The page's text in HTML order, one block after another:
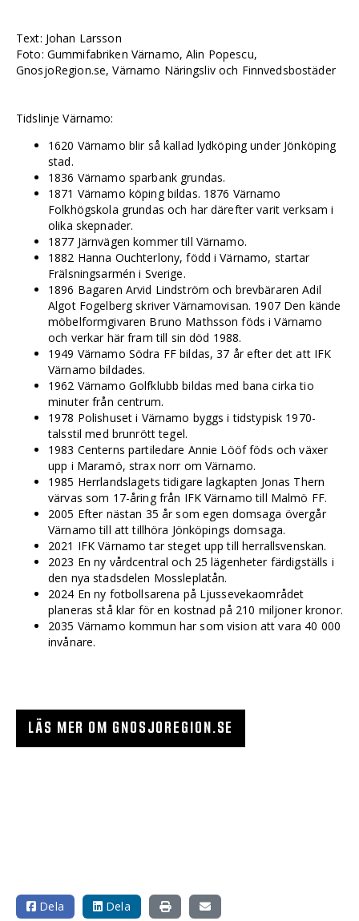
Text: Johan Larsson
Foto: Gummifabriken Värnamo, Alin Popescu,
GnosjoRegion.se, Värnamo Näringsliv och Finnvedsbostäder
Tidslinje Värnamo:
1620 Värnamo blir så kallad lydköping under Jönköping
stad.
1836 Värnamo sparbank grundas.
1871 Värnamo köping bildas. 1876 Värnamo
Folkhögskola grundas och har därefter varit verksam i
olika skepnader.
1877 Järnvägen kommer till Värnamo.
1882 Hanna Ouchterlony, född i Värnamo, startar
Frälsningsarmén i Sverige.
1896 Bagaren Arvid Lindström och brevbäraren Adil
Algot Fogelberg skriver Värnamovisan. 1907 Den kände
möbelformgivaren Bruno Mathsson föds i Värnamo
och verkar här fram till sin död 1988.
1949 Värnamo Södra FF bildas, 37 år efter det att IFK
Värnamo bildades.
1962 Värnamo Golfklubb bildas med bana cirka tio
minuter från centrum.
1978 Polishuset i Värnamo byggs i tidstypisk 1970-
talsstil med brunrött tegel.
1983 Centerns partiledare Annie Lööf föds och växer
upp i Maramö, strax norr om Värnamo.
1985 Herrlandslagets tidigare lagkapten Jonas Thern
värvas som 17-åring från IFK Värnamo till Malmö FF.
2005 Efter nästan 35 år som egen domsaga övergår
Värnamo till att tillhöra Jönköpings domsaga.
2021 IFK Värnamo tar steget upp till herrallsvenskan.
2023 En ny vårdcentral och 25 lägenheter färdigställs i
den nya stadsdelen Mossleplatån.
2024 En ny fotbollsarena på Ljussevekaområdet
planeras stå klar för en kostnad på 210 miljoner kronor.
2035 Värnamo kommun har som vision att vara 40 000
invånare.
LÄS MER OM GNOSJOREGION.SE
Dela Dela